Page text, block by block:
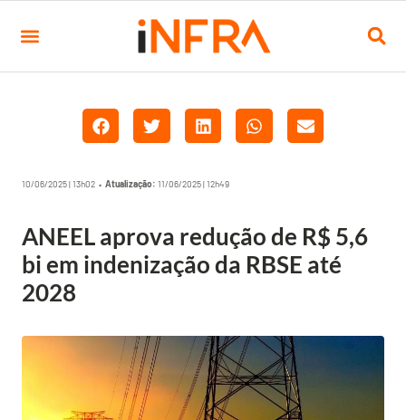
10/06/2025 | 13h02 • Atualização: 11/06/2025 | 12h49
ANEEL aprova redução de R$ 5,6
bi em indenização da RBSE até
2028